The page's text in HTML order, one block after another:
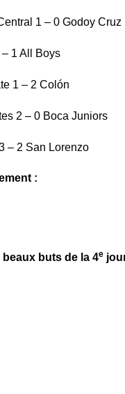
1 – 0 Godoy Cruz
– 1 All Boys
1 – 2 Colón
2 – 0 Boca Juniors
– 2 San Lorenzo
:
beaux buts de la 4e